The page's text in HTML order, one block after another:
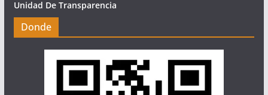
Unidad De Transparencia
Donde